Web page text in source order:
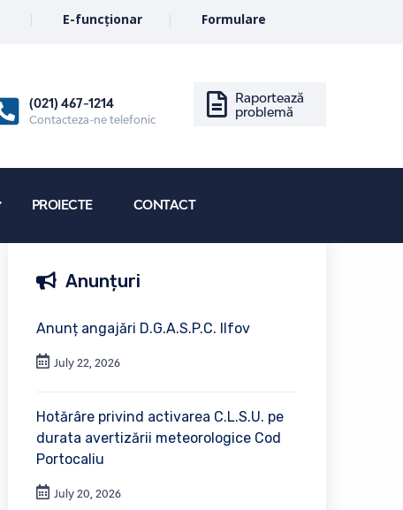
E-funcționar Formulare
(021) 467-1214
Contacteza-ne telefonic
Raportează
problemă
PROIECTE CONTACT
Anunțuri
Anunț angajări D.G.A.S.P.C. Ilfov
July 22, 2026
Hotărâre privind activarea C.L.S.U. pe
durata avertizării meteorologice Cod
Portocaliu
July 20, 2026